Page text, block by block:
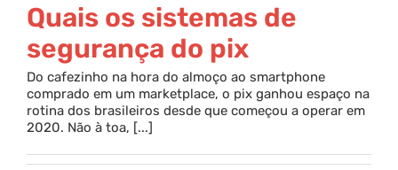
Outros Serviços
Parceria
Quais os sistemas de
segurança do pix
Do cafezinho na hora do almoço ao smartphone
comprado em um marketplace, o pix ganhou espaço na
rotina dos brasileiros desde que começou a operar em
2020. Não à toa, [...]